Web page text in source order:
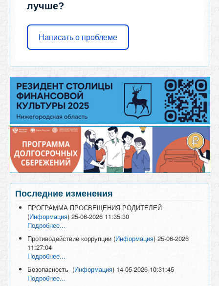
лучше?
Написать о проблеме
Последние изменения
ПРОГРАММА ПРОСВЕЩЕНИЯ РОДИТЕЛЕЙ
(Информация) 25-06-2026 11:35:30
Подробнее...
Противодействие коррупции (Информация) 25-06-2026
11:27:04
Подробнее...
Безопасность (Информация) 14-05-2026 10:31:45
Подробнее...